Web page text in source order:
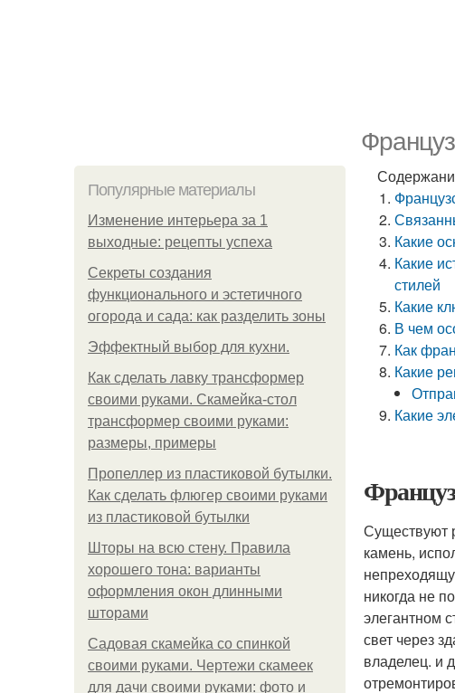
Популярные материалы
Изменение интерьера за 1
выходные: рецепты успеха
Секреты создания
функционального и эстетичного
огорода и сада: как разделить зоны
Эффектный выбор для кухни.
Как сделать лавку трансформер
своими руками. Скамейка-стол
трансформер своими руками:
размеры, примеры
Пропеллер из пластиковой бутылки.
Как сделать флюгер своими руками
из пластиковой бутылки
Шторы на всю стену. Правила
хорошего тона: варианты
оформления окон длинными
шторами
Садовая скамейка со спинкой
своими руками. Чертежи скамеек
для дачи своими руками: фото и
Какие
Какие
стилей
Какие
В чем
Как
Какие
Какие
Существуют
камень,
никогда не
элегантном
свет через
владелец. и